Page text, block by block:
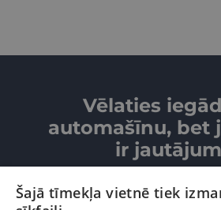
Vēlaties
automašīnu, bet
ir
SAZINIETIES AR
Šajā tīmekļa vietnē tiek